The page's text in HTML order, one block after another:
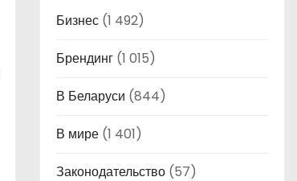
Бизнес (1 492)
Брендинг (1 015)
В Беларуси (844)
В мире (1 401)
Законодательство (57)